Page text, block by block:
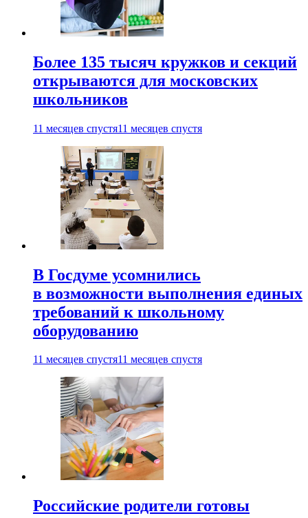
Более 135 тысяч кружков и секций
открываются для московских
школьников
11 месяцев спустя11 месяцев спустя
В Госдуме усомнились
в возможности выполнения единых
требований к школьному
оборудованию
11 месяцев спустя11 месяцев спустя
Российские родители готовы